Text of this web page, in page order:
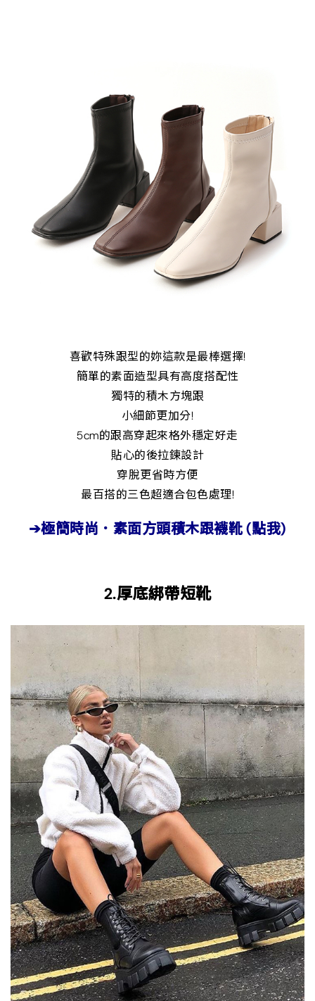
喜歡特殊跟型的妳這款是最棒選擇!
簡單的素面造型具有高度搭配性
獨特的積木方塊跟
小細節更加分!
5cm的跟高穿起來格外穩定好走
貼心的後拉鍊設計
穿脫更省時方便
最百搭的三色超適合包色處理!
➔極簡時尚．素面方頭積木跟襪靴 (點我)
2.厚底綁帶短靴